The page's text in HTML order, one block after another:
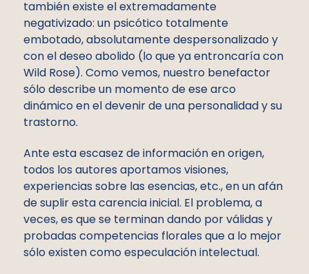
también existe el extremadamente
negativizado: un psicótico totalmente
embotado, absolutamente despersonalizado y
con el deseo abolido (lo que ya entroncaría con
Wild Rose). Como vemos, nuestro benefactor
sólo describe un momento de ese arco
dinámico en el devenir de una personalidad y su
trastorno.
Ante esta escasez de información en origen,
todos los autores aportamos visiones,
experiencias sobre las esencias, etc., en un afán
de suplir esta carencia inicial. El problema, a
veces, es que se terminan dando por válidas y
probadas competencias florales que a lo mejor
sólo existen como especulación intelectual.